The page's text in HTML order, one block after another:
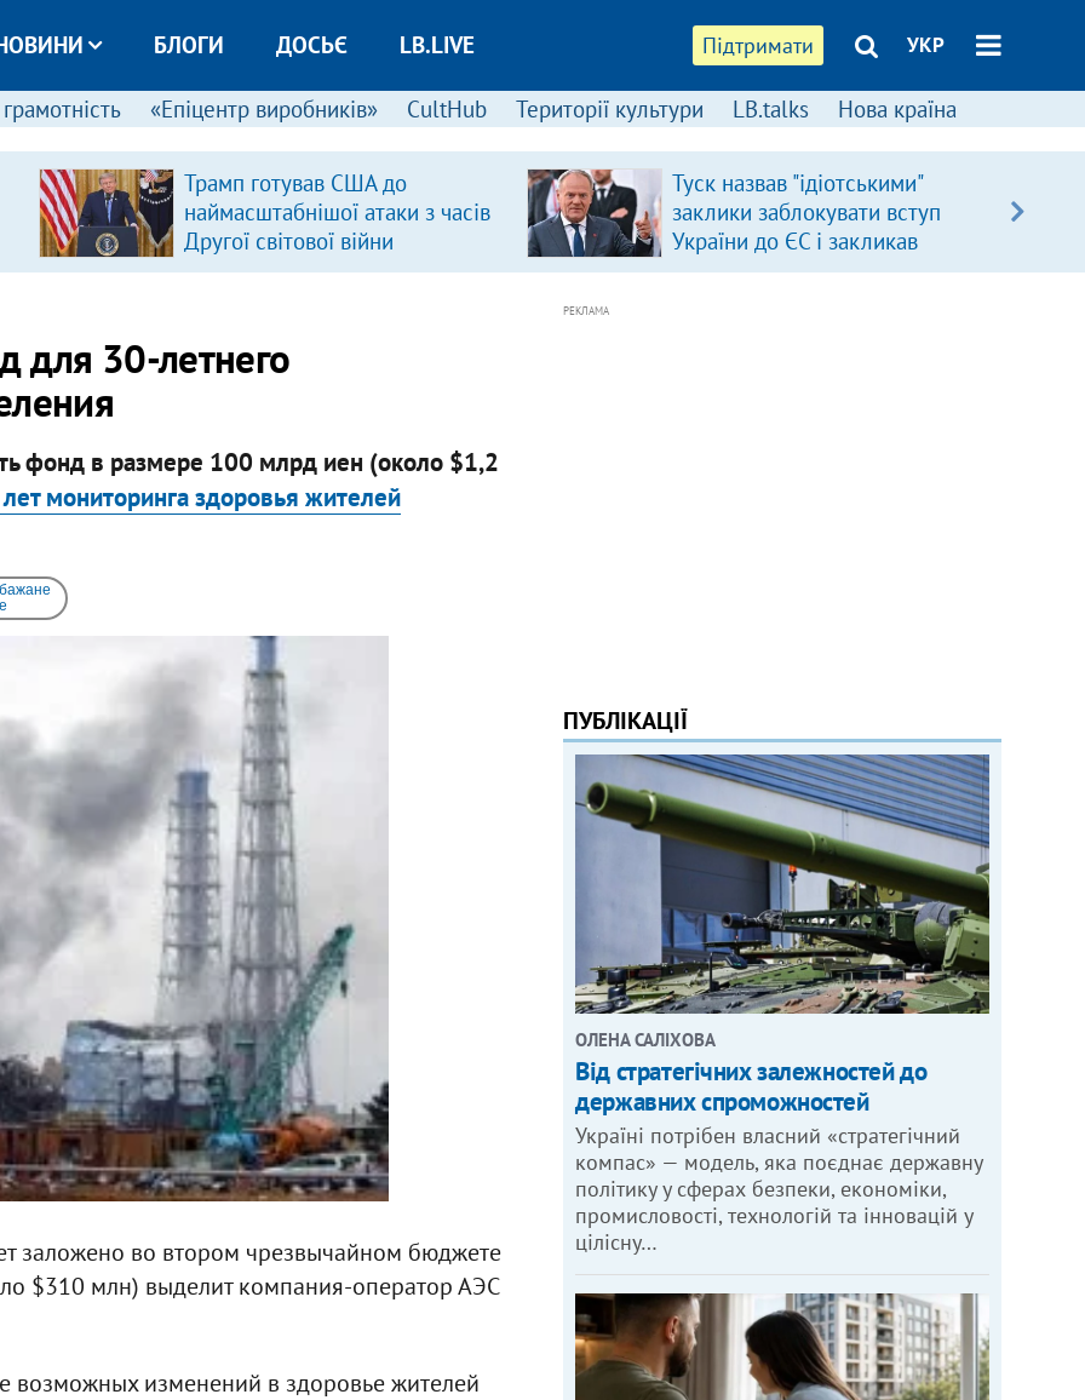
Підтримати УКР
БЛОГИ ДОСЬЄ LB.LIVE
«Епіцентр виробників» CultHub Території культури LB.talks Нова країна
Трамп готував США до
наймасштабнішої атаки з часів
Другої світової війни
Туск назвав "ідіотськими"
заклики заблокувати вступ
України до ЄС і закликав
припинити антиукраїнську
для 30-летнего
фонд в размере 100 млрд иен (около $1,2
мониторинга здоровья жителей
заложено во втором чрезвычайном бюджете
$310 млн) выделит компания-оператор АЭС
возможных изменений в здоровье жителей
РЕКЛАМА
ПУБЛІКАЦІЇ
ОЛЕНА САЛІХОВА
Від стратегічних залежностей до
державних спроможностей
Україні потрібен власний «стратегічний
компас» — модель, яка поєднає державну
політику у сферах безпеки, економіки,
промисловості, технологій та інновацій у
цілісну…